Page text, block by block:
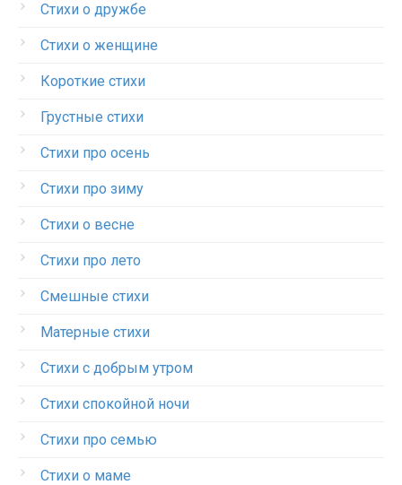
Стихи о дружбе
Стихи о женщине
Короткие стихи
Грустные стихи
Стихи про осень
Стихи про зиму
Стихи о весне
Стихи про лето
Смешные стихи
Матерные стихи
Стихи с добрым утром
Стихи спокойной ночи
Стихи про семью
Стихи о маме